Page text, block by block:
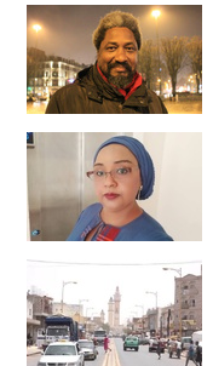
La Corée du Nord a
la mer du Japon, selon
06/08/2026 -
Sénégal - Une revue
06/08/2026 -
SENEGAL - Les
06/08/2026 -MOMO
États-Unis :
05/08/2026 -
Les Houthis
saoudien en une journée
05/08/2026 -